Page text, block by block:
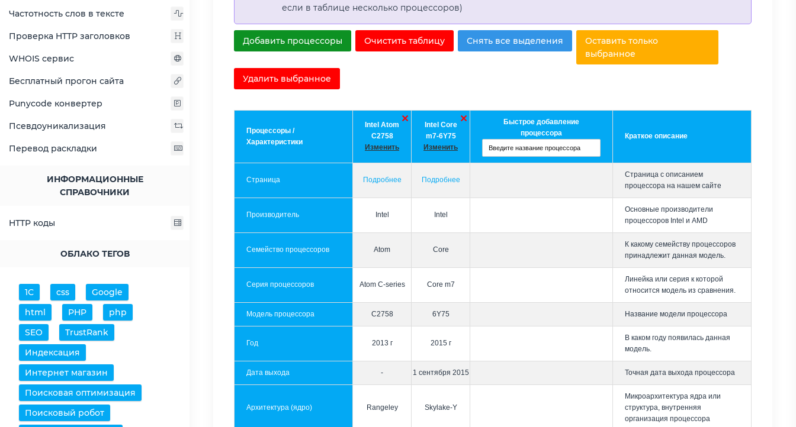
Частотность слов в тексте
Проверка HTTP заголовков
WHOIS сервис
Бесплатный прогон сайта
Punycode конвертер
Псевдоуникализация
Перевод раскладки
ИНФОРМАЦИОННЫЕ
СПРАВОЧНИКИ
HTTP коды
ОБЛАКО ТЕГОВ
1С css
Google
html
PHP
php
SEO
TrustRank
Индексация
Интернет магазин
Поисковая оптимизация
Поисковый робот
если в таблице несколько процессоров)
Добавить процессоры Очистить таблицу Снять все выделения
Оставить только
выбранное
Удалить выбранное
Процессоры /
Характеристики
Intel Atom
C2758
Изменить
Intel Core
m7-6Y75
Изменить
Быстрое добавление
процессора
Краткое описание
Страница Подробнее Подробнее
Страница с описанием
процессора на нашем сайте
Производитель Intel Intel
Основные производители
процессоров Intel и AMD
Семейство процессоров Atom Core
К какому семейству процессоров
принадлежит данная модель.
Серия процессоров Atom C-series Core m7
Линейка или серия к которой
относится модель из сравнения.
Модель процессора C2758 6Y75 Название модели процессора
Год 2013 г 2015 г
В каком году появилась данная
модель.
Дата выхода - 1 сентября 2015 Точная дата выхода процессора
Архитектура (ядро) Rangeley Skylake-Y
Микроархитектура ядра или
структура, внутренняя
организация процессора